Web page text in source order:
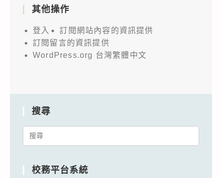
其他操作
登入
訂閱網站內容的資訊提供
訂閱留言的資訊提供
WordPress.org 台灣繁體中文
搜尋
Search
校務平台系統